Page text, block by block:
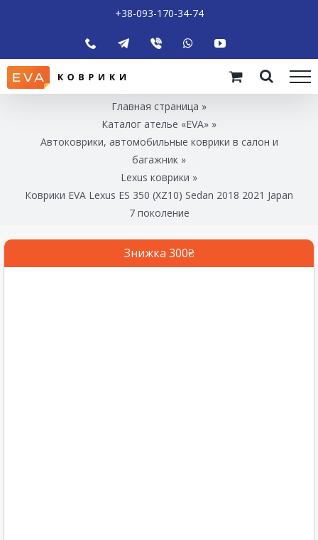
+38-093-170-34-74
Главная страница »
Каталог ателье «EVA» »
Автоковрики, автомобильные коврики в салон и
багажник »
Lexus коврики »
Коврики EVA Lexus ES 350 (XZ10) Sedan 2018 2021 Japan
7 поколение
Знижка 300₴